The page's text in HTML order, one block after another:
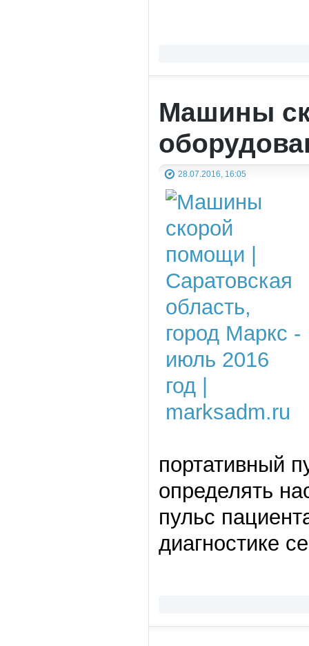
Машины
28.07.2016, 16:05
портативный
определять
пульс
диагностике